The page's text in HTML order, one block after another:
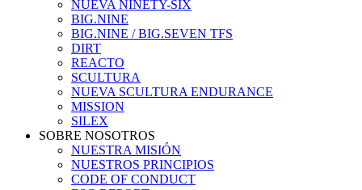
NUEVA NINETY-SIX
BIG.NINE
BIG.NINE / BIG.SEVEN TFS
DIRT
REACTO
SCULTURA
NUEVA SCULTURA ENDURANCE
MISSION
SILEX
SOBRE NOSOTROS
NUESTRA MISIÓN
NUESTROS PRINCIPIOS
CODE OF CONDUCT